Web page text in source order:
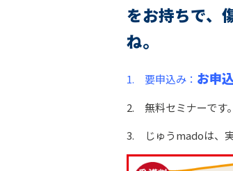
をお持ちで、
ね。
1. 要申込み： お申
2. 無料セミナーです。
3. じゅうmadoは、実